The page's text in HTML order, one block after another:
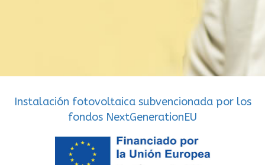
Instalación fotovoltaica subvencionada por los
fondos NextGenerationEU